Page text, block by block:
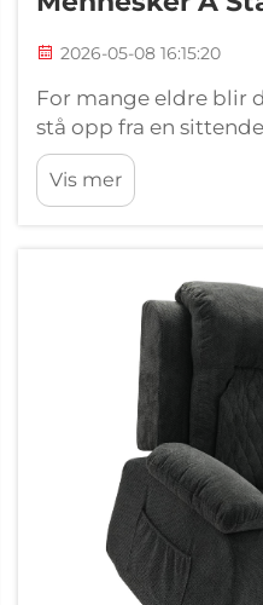
2026-05-08 16:15:20
For mange eldre blir
stå opp fra en
utfordrende når
muskelstyrken
intensiveres. Denne
Vis mer